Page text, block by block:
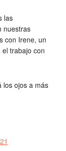
las
nuestras
con Irene, un
trabajo con
los ojos a más